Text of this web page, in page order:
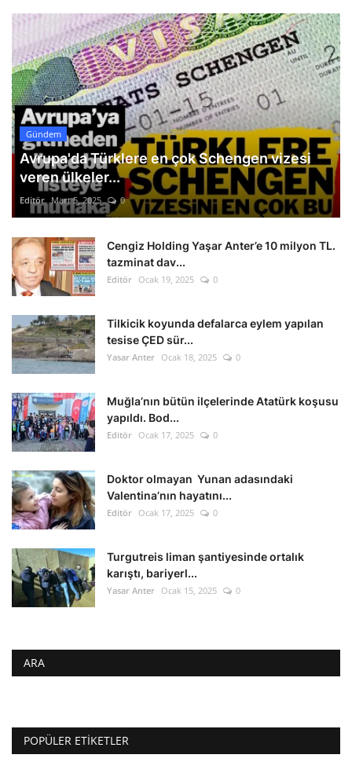
Gündem
Avrupa'da Türklere en çok Schengen vizesi
veren ülkeler...
Editör Mart 5, 2025 0
Cengiz Holding Yaşar Anter’e 10 milyon TL.
tazminat dav...
Editör Ocak 19, 2025 0
Tilkicik koyunda defalarca eylem yapılan
tesise ÇED sür...
Yasar Anter Ocak 18, 2025 0
Muğla’nın bütün ilçelerinde Atatürk koşusu
yapıldı. Bod...
Editör Ocak 17, 2025 0
Doktor olmayan Yunan adasındaki
Valentina’nın hayatını...
Editör Ocak 17, 2025 0
Turgutreis liman şantiyesinde ortalık
karıştı, bariyerl...
Yasar Anter Ocak 15, 2025 0
ARA
POPÜLER ETIKETLER